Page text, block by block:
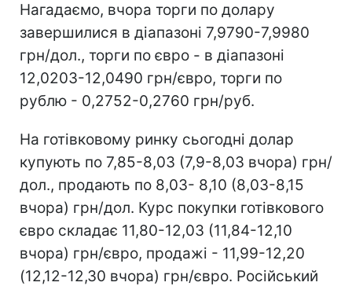
Нагадаємо, вчора торги по долару
завершилися в діапазоні 7,9790-7,9980
грн/дол., торги по євро - в діапазоні
12,0203-12,0490 грн/євро, торги по
рублю - 0,2752-0,2760 грн/руб.
На готівковому ринку сьогодні долар
купують по 7,85-8,03 (7,9-8,03 вчора) грн/
дол., продають по 8,03- 8,10 (8,03-8,15
вчора) грн/дол. Курс покупки готівкового
євро складає 11,80-12,03 (11,84-12,10
вчора) грн/євро, продажі - 11,99-12,20
(12,12-12,30 вчора) грн/євро. Російський